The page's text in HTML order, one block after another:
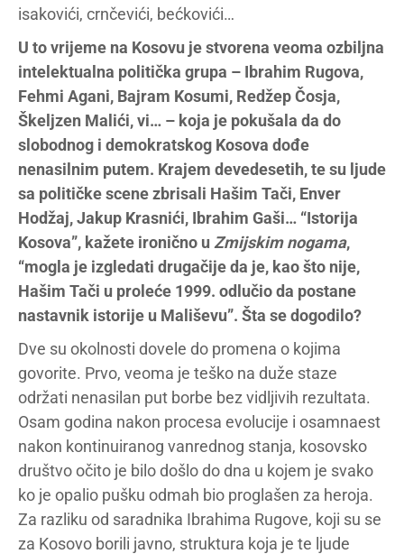
isakovići, crnčevići, bećkovići…
U to vrijeme na Kosovu je stvorena veoma ozbiljna
intelektualna politička grupa – Ibrahim Rugova,
Fehmi Agani, Bajram Kosumi, Redžep Čosja,
Škeljzen Malići, vi… – koja je pokušala da do
slobodnog i demokratskog Kosova dođe
nenasilnim putem. Krajem devedesetih, te su ljude
sa političke scene zbrisali Hašim Tači, Enver
Hodžaj, Jakup Krasnići, Ibrahim Gaši… “Istorija
Kosova”, kažete ironično u Zmijskim nogama,
“mogla je izgledati drugačije da je, kao što nije,
Hašim Tači u proleće 1999. odlučio da postane
nastavnik istorije u Mališevu”. Šta se dogodilo?
Dve su okolnosti dovele do promena o kojima
govorite. Prvo, veoma je teško na duže staze
održati nenasilan put borbe bez vidljivih rezultata.
Osam godina nakon procesa evolucije i osamnaest
nakon kontinuiranog vanrednog stanja, kosovsko
društvo očito je bilo došlo do dna u kojem je svako
ko je opalio pušku odmah bio proglašen za heroja.
Za razliku od saradnika Ibrahima Rugove, koji su se
za Kosovo borili javno, struktura koja je te ljude